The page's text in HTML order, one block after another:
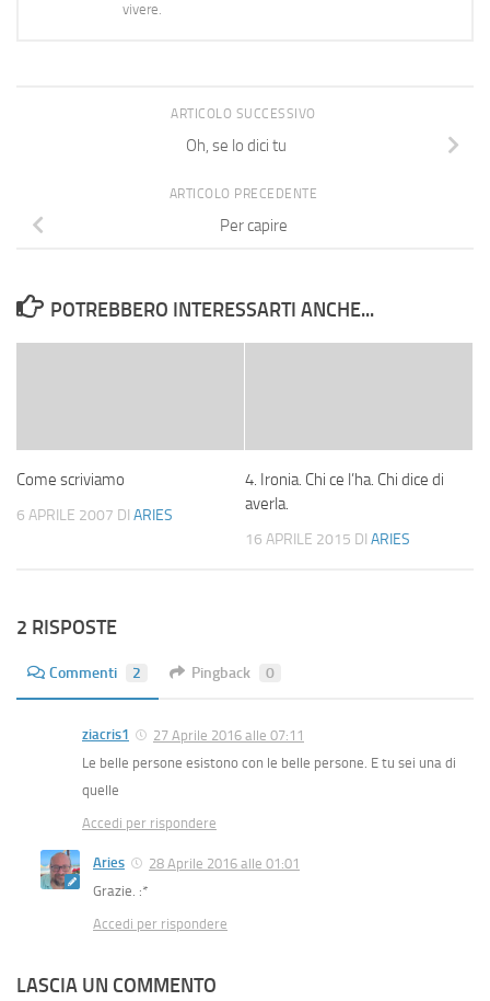
vivere.
ARTICOLO SUCCESSIVO
Oh, se lo dici tu
ARTICOLO PRECEDENTE
Per capire
POTREBBERO INTERESSARTI ANCHE...
Come scriviamo
6 APRILE 2007 DI ARIES
4. Ironia. Chi ce l’ha. Chi dice di
averla.
16 APRILE 2015 DI ARIES
2 RISPOSTE
Commenti 2 Pingback 0
ziacris1
27 Aprile 2016 alle 07:11
Le belle persone esistono con le belle persone. E tu sei una di
quelle
Accedi per rispondere
Aries
28 Aprile 2016 alle 01:01
Grazie. :*
Accedi per rispondere
LASCIA UN COMMENTO